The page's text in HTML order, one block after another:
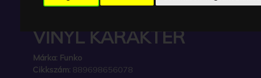
VINYL KARAKTER
Márka: Funko
Cikkszám: 889698656078